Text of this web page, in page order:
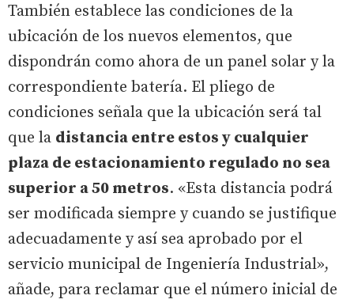
También establece las condiciones de la
ubicación de los nuevos elementos, que
dispondrán como ahora de un panel solar y la
correspondiente batería. El pliego de
condiciones señala que la ubicación será tal
que la distancia entre estos y cualquier
plaza de estacionamiento regulado no sea
superior a 50 metros. «Esta distancia podrá
ser modificada siempre y cuando se justifique
adecuadamente y así sea aprobado por el
servicio municipal de Ingeniería Industrial»,
añade, para reclamar que el número inicial de